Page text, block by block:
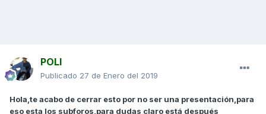
POLI
Publicado 27 de Enero del 2019
Hola,te acabo de cerrar esto por no ser una presentación,para
eso esta los subforos,para dudas claro está después